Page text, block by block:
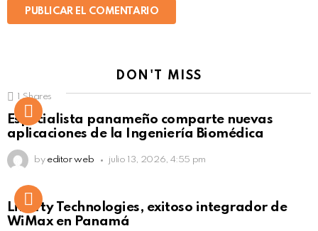
DON'T MISS
Click to view this post
Shares
Especialista panameño comparte nuevas
aplicaciones de la Ingeniería Biomédica
by editor web julio 13, 2026, 4:55 pm
Liberty Technologies, exitoso integrador de
WiMax en Panamá